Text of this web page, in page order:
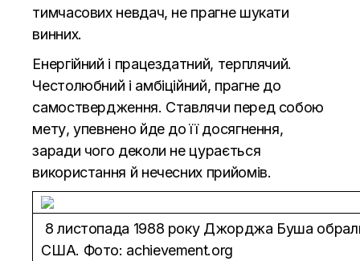
тимчасових невдач, не прагне шукати
винних.
Енергійний і працездатний, терплячий.
Честолюбний і амбіційний, прагне до
самоствердження. Ставлячи перед собою
мету, упевнено йде до її досягнення,
заради чого деколи не цурається
використання й нечесних прийомів.
8 листопада 1988 року Джорджа Буша
США. Фото: achievement.org